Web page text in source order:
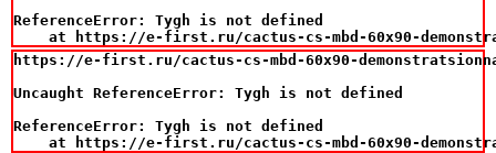
ReferenceError: Tygh is not defined
at https://e-first.ru/cactus-cs-mbd-60x90-
https://e-first.ru/cactus-cs-mbd-60x90-
Uncaught ReferenceError: Tygh is not defined
ReferenceError: Tygh is not defined
at https://e-first.ru/cactus-cs-mbd-60x90-